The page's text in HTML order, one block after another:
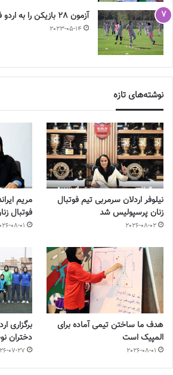
آزمون 28 بازیکن را به اردو فرا خواند
2023-05-14
نوشته‌های تازه
نیلوفر اردلان سرمربی تیم فوتبال
زنان پرسپولیس شد
2026-08-02
مریم
فوتبال
08-01
هدف ما ساختن تیمی آماده برای
المپیک است
2026-08-01
برگزاری
دختران
07-27